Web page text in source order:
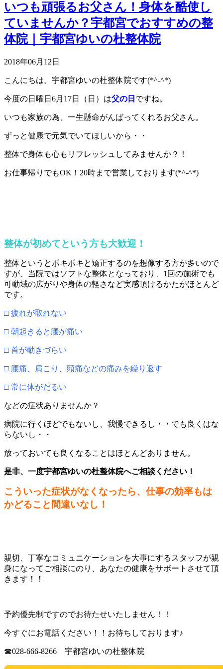
いつも頑張るお父さん！身体を酷使し
ていませんか？宇都宮でおすすめの整
体院｜宇都宮ゆいの杜整体院
2018年06月12日
こんにちは。宇都宮ゆいの杜整体院です(*^-^*)
今度の日曜日6月17日（日）は父の日 ですね。
いつも家族の為、一生懸命がんばってくれるお父さん。
ずっと健康で元気でいてほしいから・・
整体で身体も心もリフレッシュしてみませんか？！
お仕事帰りでもOK！20時まで営業しております(*^-^*)
整体が初めてという方も大歓迎！
整体というとボキボキと矯正するのを想像する方が多いので
すが、当院ではソフトな整体となっており、1回の施術でも
可動域の広がりや身体の軽さなど実感頂けるかたがほとんど
です。
□ 疲れが取れない
□ 朝起きると腰が痛い
□ 首が動きづらい
□ 腰痛、肩こり、頭痛などの痛みを繰り返す
□ 常に体がだるい
などの症状ありませんか？
病院に行くほどでもないし、我慢できるし・・でも良くはな
らないし・・
放っておいても良くなることはほとんどありません。
是非、一度宇都宮ゆいの杜整体院へご相談ください！
こういった症状がなくなったら、仕事の効率もは
かどること間違いなし！
親切、丁寧なコミュニケーションを大事にするスタッフが親
身になってご相談にのり、あなたの健康をサポートさせて頂
きます！！
予約優先制ですのでお待たせいたしません！！
今すぐにお電話ください！！お待ちしております♪
☎028-666-8266 宇都宮ゆいの杜整体院